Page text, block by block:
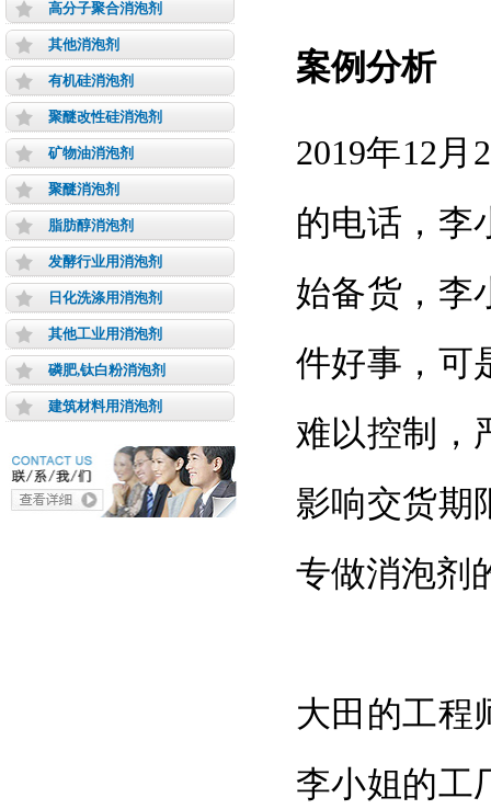
高分子聚合消泡剂
其他消泡剂
有机硅消泡剂
聚醚改性硅消泡剂
矿物油消泡剂
聚醚消泡剂
脂肪醇消泡剂
发酵行业用消泡剂
日化洗涤用消泡剂
其他工业用消泡剂
磷肥,钛白粉消泡剂
建筑材料用消泡剂
案例分析
2019年12
的电话，李
始备货，李
件好事，可
难以控制，
影响交货期
专做消泡剂
大田的工程
李小姐的工